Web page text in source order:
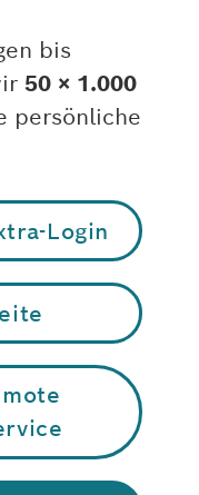
bis
50 × 1.000
persönliche
Login